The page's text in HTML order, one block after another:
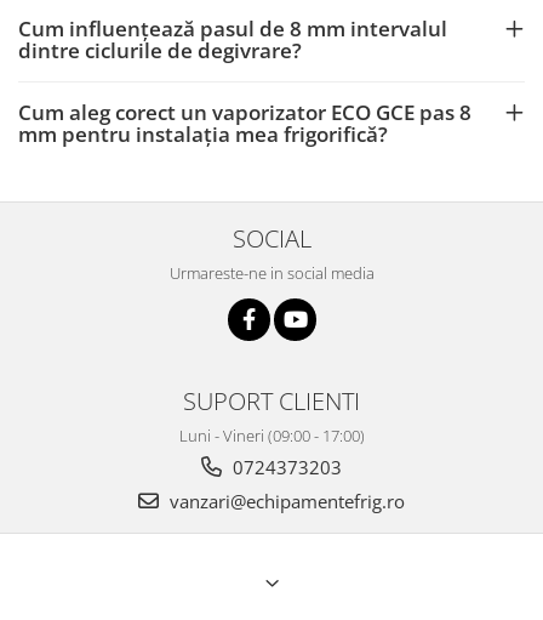
Cum influențează pasul de 8 mm intervalul
dintre ciclurile de degivrare?
Cum aleg corect un vaporizator ECO GCE pas 8
mm pentru instalația mea frigorifică?
SOCIAL
Urmareste-ne in social media
SUPORT CLIENTI
Luni - Vineri (09:00 - 17:00)
0724373203
vanzari@echipamentefrig.ro